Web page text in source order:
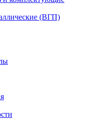
(ВГП)